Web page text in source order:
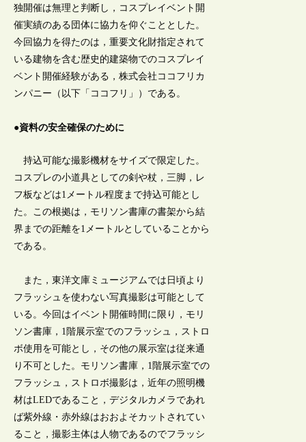
独開催は無理と判断し，コスプレイベント開
催実績のある団体に協力を仰ぐこととした。
今回協力を得たのは，重要文化財指定されて
いる建物を含む歴史的建築物でのコスプレイ
ベント開催経験がある，株式会社ココフリカ
ンパニー（以下「ココフリ」）である。
●資料の安全確保のために
持込可能な撮影機材をサイズで限定した。
コスプレの小道具としての剣や杖，三脚，レ
フ板などは1メートル程度まで持込可能とし
た。この根拠は，モリソン書庫の書架から結
界までの距離を1メートルとしていることから
である。
また，東洋文庫ミュージアムでは日頃より
フラッシュを使わない写真撮影は可能として
いる。今回はイベント開催時間に限り，モリ
ソン書庫，1階展示室でのフラッシュ，ストロ
ボ使用を可能とし，その他の展示室は従来通
り不可とした。モリソン書庫，1階展示室での
フラッシュ，ストロボ撮影は，近年の照明機
材はLEDであること，デジタルカメラであれ
ば紫外線・赤外線はおおよそカットされてい
ること，撮影主体は人物であるのでフラッシ